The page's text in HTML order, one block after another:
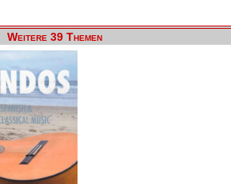
Weitere 39 Themen